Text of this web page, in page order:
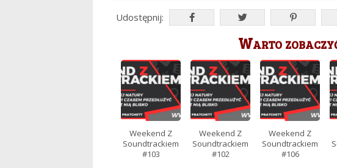
Udostępnij:
Warto
Weekend Z
Soundtrackiem
#103
Weekend Z
Soundtrackiem
#102
Weekend Z
Soundtrackiem
#106